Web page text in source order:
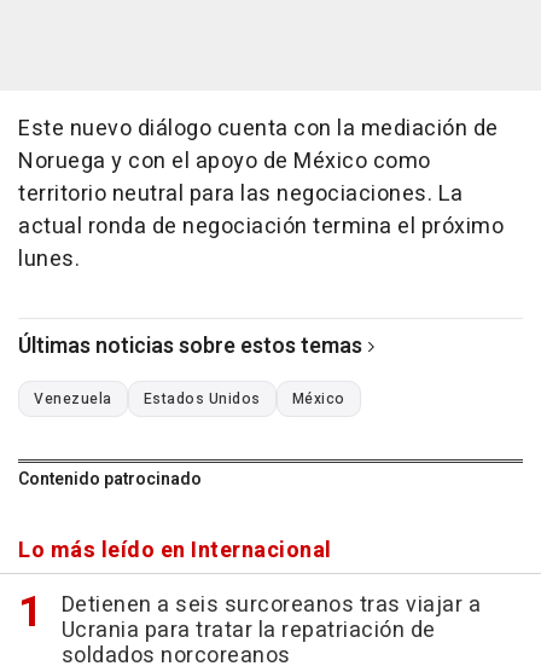
Este nuevo diálogo cuenta con la mediación de
Noruega y con el apoyo de México como
territorio neutral para las negociaciones. La
actual ronda de negociación termina el próximo
lunes.
Últimas noticias sobre estos temas
Venezuela Estados Unidos México
Contenido patrocinado
Lo más leído en Internacional
Detienen a seis surcoreanos tras viajar a
Ucrania para tratar la repatriación de
soldados norcoreanos